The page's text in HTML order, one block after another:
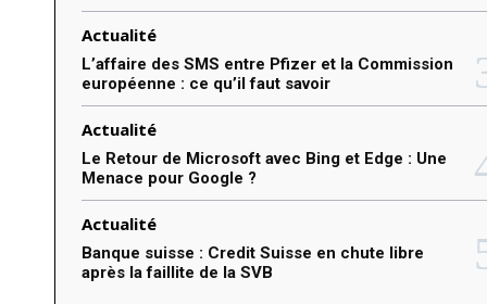
Actualité
L’affaire des SMS entre Pfizer et la Commission
européenne : ce qu’il faut savoir
Actualité
Le Retour de Microsoft avec Bing et Edge : Une
Menace pour Google ?
Actualité
Banque suisse : Credit Suisse en chute libre
après la faillite de la SVB